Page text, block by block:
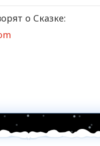
о Сказке: